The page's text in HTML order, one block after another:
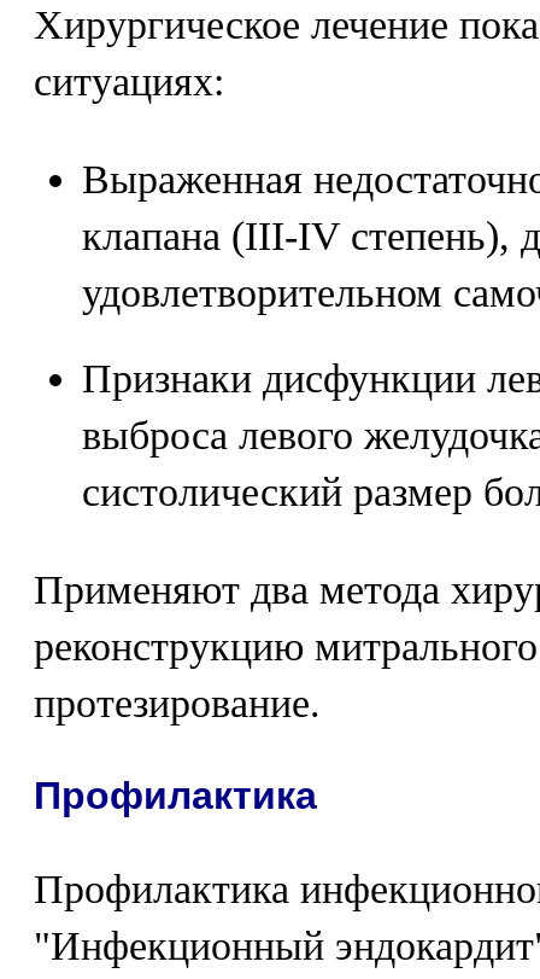
Хирургическое лечение
ситуациях:
Выраженная
клапана (III-IV степень),
удовлетворительном
Признаки дисфункции
выброса левого
систолический размер
Применяют два метода
реконструкцию
протезирование.
Профилактика
Профилактика
"Инфекционный